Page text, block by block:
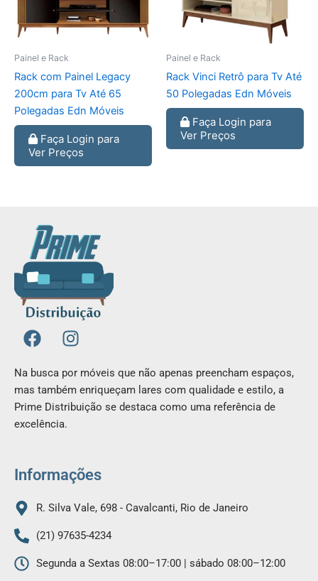
Painel e Rack
Rack com Painel Legacy
200cm para Tv Até 65
Polegadas Edn Móveis
Faça Login para
Ver Preços
Painel e Rack
Rack Vinci Retrô para Tv Até
50 Polegadas Edn Móveis
Faça Login para
Ver Preços
F
a
c
e
b
o
o
I
n
t
a
g
m
Na busca por móveis que não apenas preencham espaços,
mas também enriqueçam lares com qualidade e estilo, a
Prime Distribuição se destaca como uma referência de
excelência.
Informações
R. Silva Vale, 698 - Cavalcanti, Rio de Janeiro
(21) 97635-4234
Segunda a Sextas 08:00–17:00 | sábado 08:00–12:00